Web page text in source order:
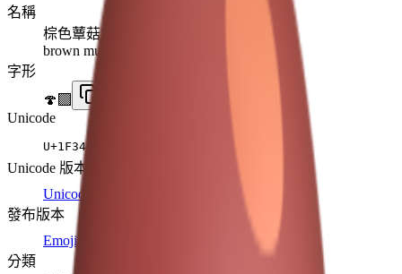
名稱
棕色蕈菇
brown mushroom
字形
🍄‍🟫
Unicode
U+1F344 200D 1F7EB
Unicode 版本
Unicode 15.0
發布版本
Emoji 15.1
分類